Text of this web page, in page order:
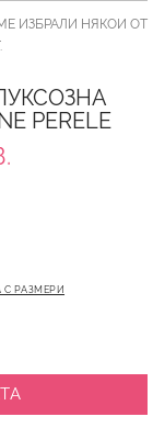
ИЗБРАЛИ НЯКОИ ОТ
PERELE
С РАЗМЕРИ